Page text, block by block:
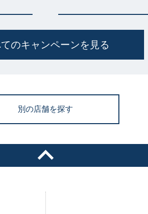
のキャンペーンを見る
別の店舗を探す